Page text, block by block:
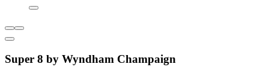
Super 8 by Wyndham Champaign